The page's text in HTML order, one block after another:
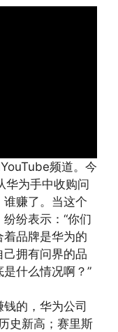
频道。今
华为手中收购问
赚了。当这个
纷表示：“你们
品牌是华为的
拥有问界的品
什么情况啊？”
的，华为公司
史新高；赛里斯